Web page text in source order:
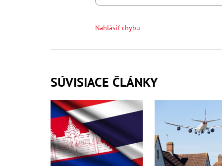
Nahlásiť chybu
SÚVISIACE ČLÁNKY